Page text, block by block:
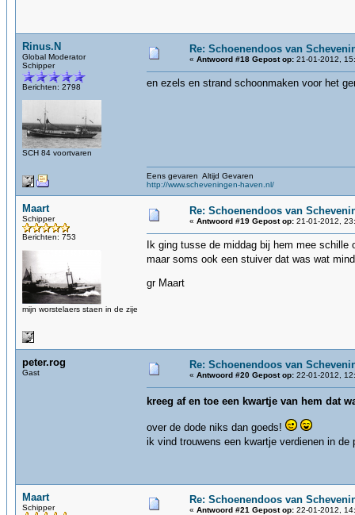
Rinus.N
Global Moderator
Schipper
Berichten: 2798
SCH 84 voortvaren
Re: Schoenendoos van
« Antwoord #18 Gepost op: 21-01-2012,
en ezels en strand schoonmaken voor het
Eens gevaren Altijd Gevaren
http://www.scheveningen-haven.nl/
Maart
Schipper
Berichten: 753
mijn worstelaers staen in de zije
Re: Schoenendoos van
« Antwoord #19 Gepost op: 21-01-2012,
Ik ging tusse de middag bij hem mee
maar soms ook een stuiver dat was wat
gr Maart
peter.rog
Gast
Re: Schoenendoos van
« Antwoord #20 Gepost op: 22-01-2012,
kreeg af en toe een kwartje van hem dat
over de dode niks dan goeds!
ik vind trouwens een kwartje verdienen in
Maart
Schipper
Re: Schoenendoos van
« Antwoord #21 Gepost op: 22-01-2012,